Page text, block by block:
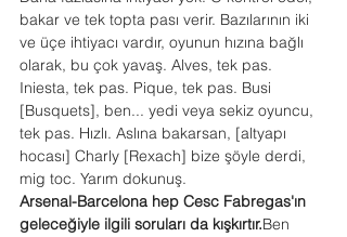
bakar ve tek topta pası verir. Bazılarının iki
ve üçe ihtiyacı vardır, oyunun hızına bağlı
olarak, bu çok yavaş. Alves, tek pas.
Iniesta, tek pas. Pique, tek pas. Busi
[Busquets], ben... yedi veya sekiz oyuncu,
tek pas. Hızlı. Aslına bakarsan, [altyapı
hocası] Charly [Rexach] bize şöyle derdi,
mig toc. Yarım dokunuş.
Arsenal-Barcelona hep Cesc Fabregas'ın
geleceğiyle ilgili soruları da kışkırtır.Ben